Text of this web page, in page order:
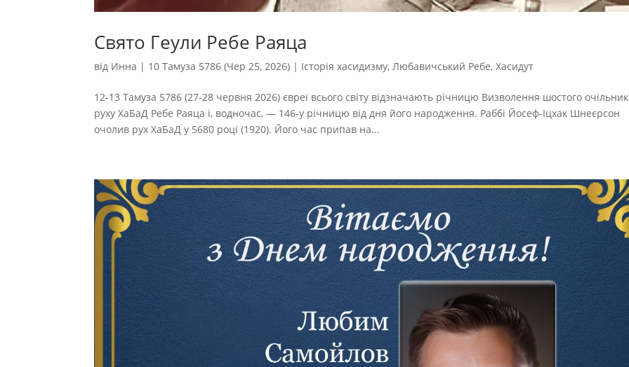
Свято Геули Ребе Раяца
від Инна | 10 Тамуза 5786 (Чер 25, 2026) | Історія хасидизму,Любавичський Ребе,Хасидут
12-13 Тамуза 5786 (27-28 червня 2026) євреї всього світу відзначають річницю Визволення шостого
руху ХаБаД Ребе Раяца і, водночас, — 146-у річницю від дня його народження. Раббі Йосеф-Іцхак Шнеєрсон
очолив рух ХаБаД у 5680 році (1920). Його час припав на...